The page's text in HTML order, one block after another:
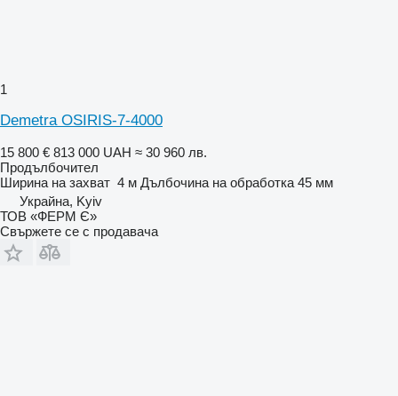
1
Demetra OSIRIS-7-4000
15 800 € 813 000 UAH ≈ 30 960 лв.
Продълбочител
Ширина на захват 4 м Дълбочина на обработка 45 мм
Украйна, Kyiv
ТОВ «ФЕРМ Є»
Свържете се с продавача